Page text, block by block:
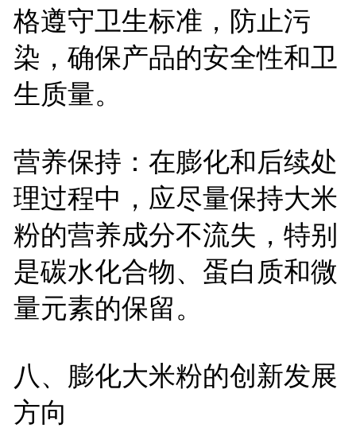
格遵守卫生标准，防止污
染，确保产品的安全性和卫
生质量。
营养保持：在膨化和后续处
理过程中，应尽量保持大米
粉的营养成分不流失，特别
是碳水化合物、蛋白质和微
量元素的保留。
八、膨化大米粉的创新发展
方向